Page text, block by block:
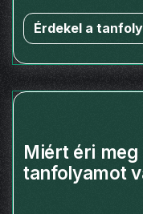
Érdekel a
Miért éri meg
tanfolyamot